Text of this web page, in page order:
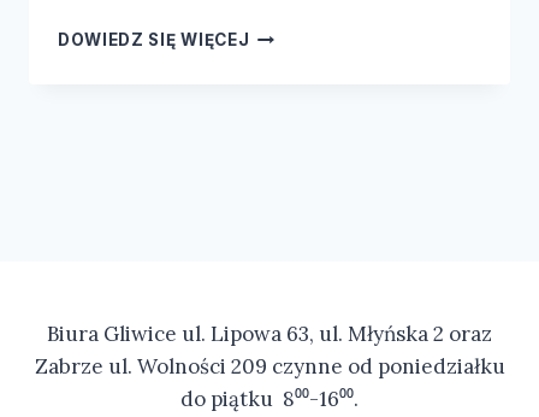
DOWIEDZ SIĘ WIĘCEJ
Biura Gliwice ul. Lipowa 63, ul. Młyńska 2 oraz
Zabrze ul. Wolności 209 czynne od poniedziałku
do piątku 8⁰⁰-16⁰⁰.